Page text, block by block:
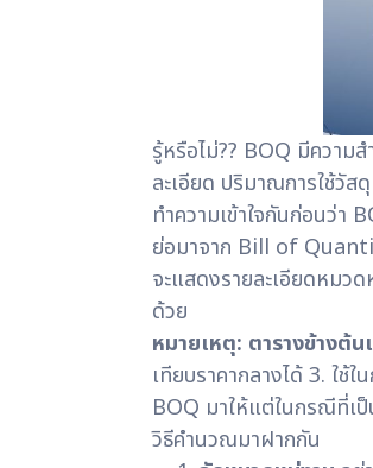
รู้หรือไม่?? BOQ มีความ
ละเอียด ปริมาณการใช้วัส
ทำความเข้าใจกันก่อนว่า
ย่อมาจาก Bill of
จะแสดงรายละเอียดหมวด
ด้วย
หมายเหตุ: ตารางข้างต้
เทียบราคากลางได้ 3. ใช้
BOQ มาให้แต่ในกรณีที่เ
วิธีคำนวณมาฝากกัน